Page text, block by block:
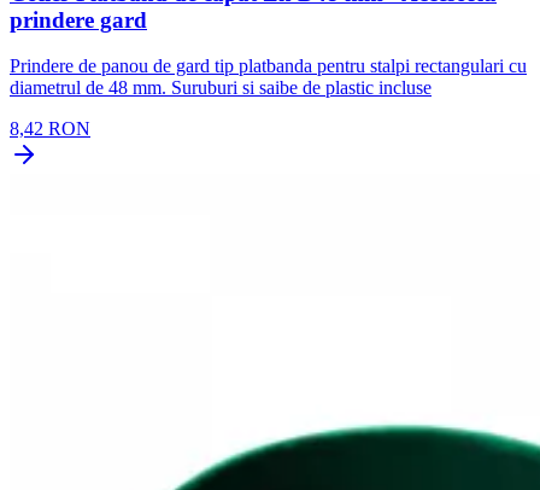
prindere gard
Prindere de panou de gard tip platbanda pentru stalpi rectangulari cu
diametrul de 48 mm. Suruburi si saibe de plastic incluse
8,42 RON